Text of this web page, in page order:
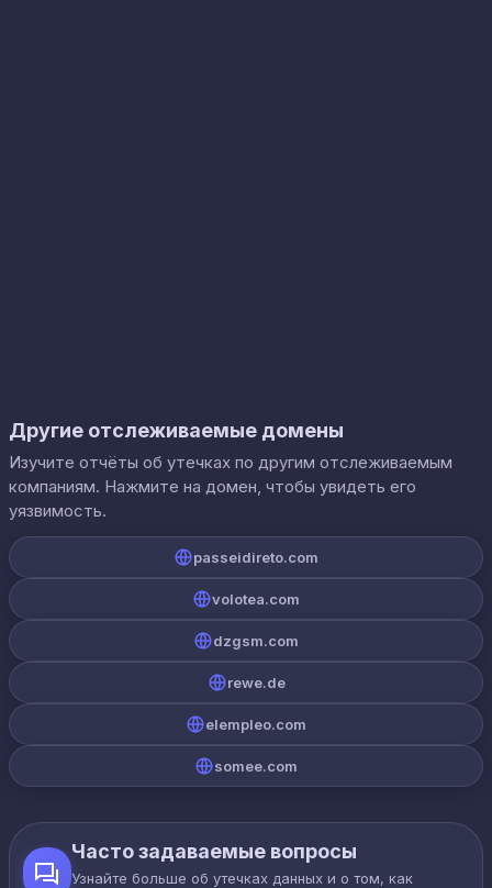
Другие отслеживаемые домены
Изучите отчёты об утечках по другим отслеживаемым
компаниям. Нажмите на домен, чтобы увидеть его
уязвимость.
passeidireto.com
volotea.com
dzgsm.com
rewe.de
elempleo.com
somee.com
Часто задаваемые вопросы
Узнайте больше об утечках данных и о том, как